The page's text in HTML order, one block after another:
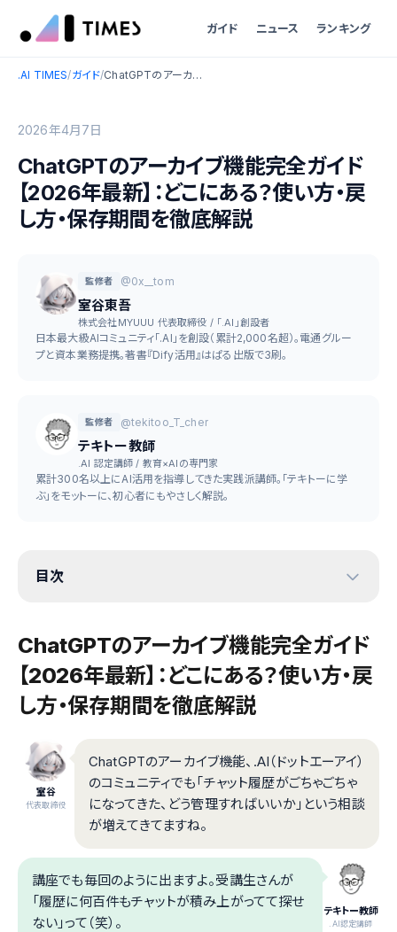
ガイド ニュース ランキング
.AI TIMES/ガイド/ ChatGPTのアーカイブ機能完全ガイド【2026年最新】：どこにある？使い方・戻し方・保存期間を徹底解説
2026年4月7日
ChatGPTのアーカイブ機能完全ガイド
【2026年最新】：どこにある？使い方・戻
し方・保存期間を徹底解説
監修者 @0x__tom
室谷東吾
株式会社MYUUU 代表取締役 / 「.AI」創設者
日本最大級AIコミュニティ「.AI」を創設（累計2,000名超）。電通グルー
プと資本業務提携。著書『Dify活用』はぱる出版で3刷。
監修者 @tekitoo_T_cher
テキトー教師
.AI 認定講師 / 教育×AIの専門家
累計300名以上にAI活用を指導してきた実践派講師。「テキトーに学
ぶ」をモットーに、初心者にもやさしく解説。
目次
ChatGPTのアーカイブ機能完全ガイド
【2026年最新】：どこにある？使い方・戻
し方・保存期間を徹底解説
室谷
代表取締役
ChatGPTのアーカイブ機能、.AI（ドットエーアイ）
のコミュニティでも「チャット履歴がごちゃごちゃ
になってきた、どう管理すればいいか」という相談
が増えてきてますね。
テキトー教師
.AI認定講師
講座でも毎回のように出ますよ。受講生さんが
「履歴に何百件もチャットが積み上がってて探せ
ない」って（笑）。